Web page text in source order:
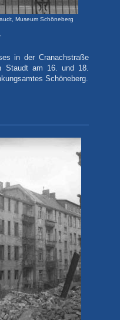
Museum Schöneberg
in der Cranachstraße
Staudt am 16. und 18.
Schöneberg.